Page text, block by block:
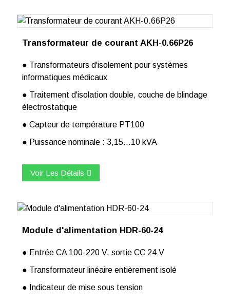
Transformateur de courant AKH-0.66P26
● Transformateurs d'isolement pour systèmes
informatiques médicaux
● Traitement d'isolation double, couche de blindage
électrostatique
● Capteur de température PT100
● Puissance nominale : 3,15…10 kVA
Voir Les Détails
Module d'alimentation HDR-60-24
● Entrée CA 100-220 V, sortie CC 24 V
● Transformateur linéaire entièrement isolé
● Indicateur de mise sous tension